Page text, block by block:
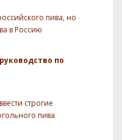
пива, но
в Россию
по
строгие
пива